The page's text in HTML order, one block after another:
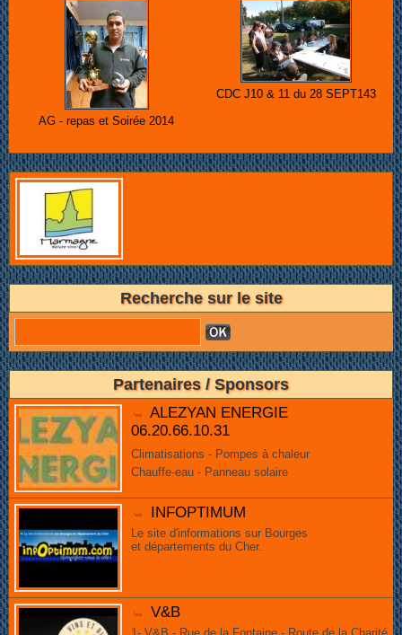
AG - repas et Soirée 2014
CDC J10 & 11 du 28 SEPT143
Recherche sur le site
Partenaires / Sponsors
ALEZYAN ENERGIE
06.20.66.10.31
Climatisations - Pompes à chaleur
Chauffe-eau - Panneau solaire
INFOPTIMUM
Le site d'informations sur Bourges
et départements du Cher.
V&B